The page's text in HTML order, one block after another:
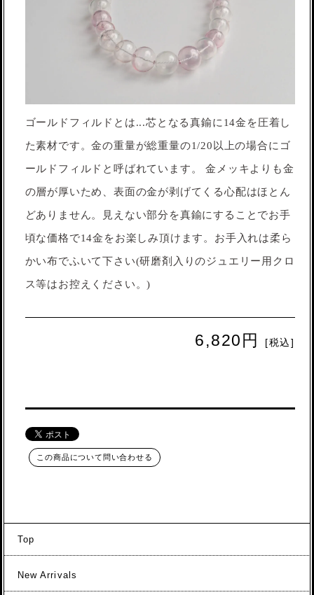
ゴールドフィルドとは...芯となる真鍮に14金を圧着し
た素材です。金の重量が総重量の1/20以上の場合にゴ
ールドフィルドと呼ばれています。 金メッキよりも金
の層が厚いため、表面の金が剥げてくる心配はほとん
どありません。見えない部分を真鍮にすることでお手
頃な価格で14金をお楽しみ頂けます。お手入れは柔ら
かい布でふいて下さい(研磨剤入りのジュエリー用クロ
ス等はお控えください。)
6,820円 [税込]
この商品について問い合わせる
Top
New Arrivals